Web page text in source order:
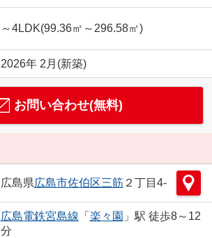
～4LDK(99.36㎡～296.58㎡)
2026年 2月(新築)
お問い合わせ(無料)
広島県広島市佐伯区三筋２丁目4-
広島電鉄宮島線 「 楽々園 」駅 徒歩8～12
分